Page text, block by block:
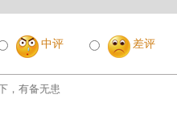
中评 差评